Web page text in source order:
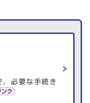
、必要な手続き